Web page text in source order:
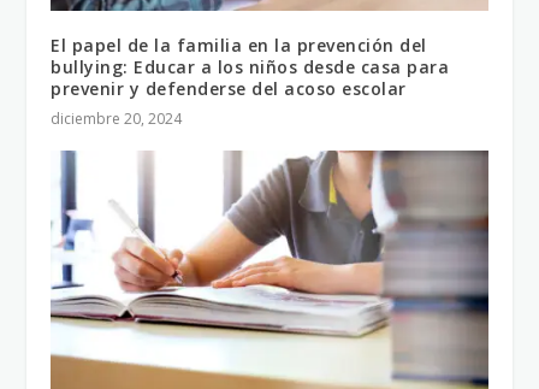
El papel de la familia en la prevención del
bullying: Educar a los niños desde casa para
prevenir y defenderse del acoso escolar
diciembre 20, 2024